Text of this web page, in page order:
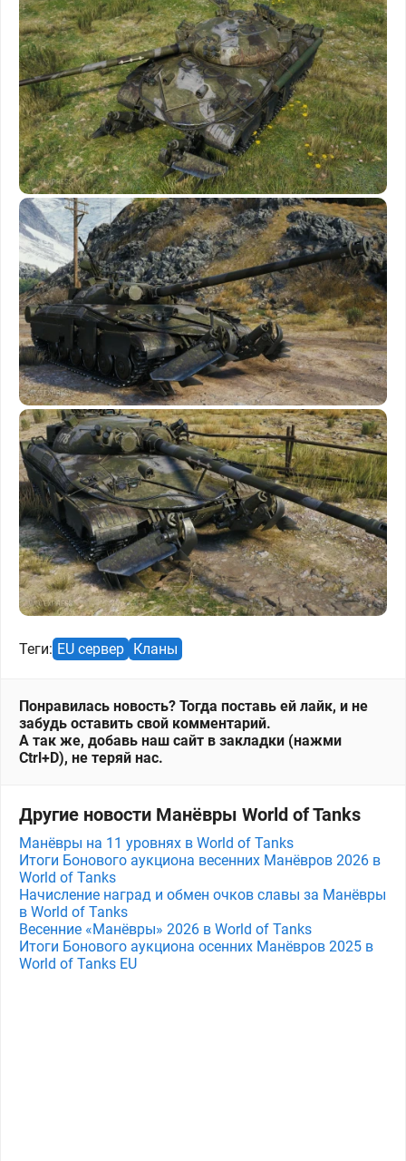
Теги: EU сервер Кланы
Понравилась новость? Тогда поставь ей лайк, и не
забудь оставить свой комментарий.
А так же, добавь наш сайт в закладки (нажми
Ctrl+D), не теряй нас.
Другие новости Манёвры World of Tanks
Манёвры на 11 уровнях в World of Tanks
Итоги Бонового аукциона весенних Манёвров 2026 в
World of Tanks
Начисление наград и обмен очков славы за Манёвры
в World of Tanks
Весенние «Манёвры» 2026 в World of Tanks
Итоги Бонового аукциона осенних Манёвров 2025 в
World of Tanks EU